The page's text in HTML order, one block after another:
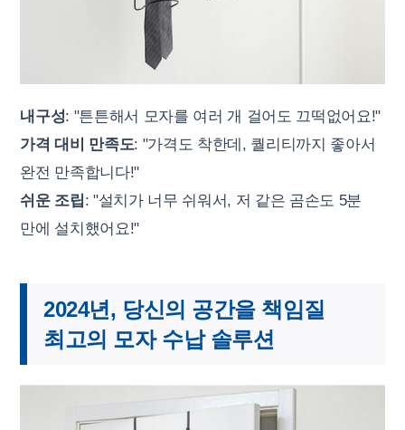
내구성: "튼튼해서 모자를 여러 개 걸어도 끄떡없어요!"
가격 대비 만족도: "가격도 착한데, 퀄리티까지 좋아서
완전 만족합니다!"
쉬운 조립: "설치가 너무 쉬워서, 저 같은 곰손도 5분
만에 설치했어요!"
2024년, 당신의 공간을 책임질
최고의 모자 수납 솔루션